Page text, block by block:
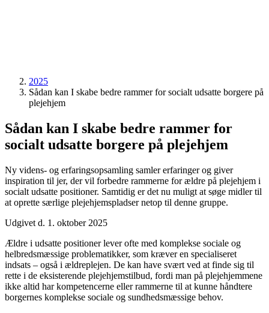
2025
Sådan kan I skabe bedre rammer for socialt udsatte borgere på
plejehjem
Sådan kan I skabe bedre rammer for
socialt udsatte borgere på plejehjem
Ny videns- og erfaringsopsamling samler erfaringer og giver
inspiration til jer, der vil forbedre rammerne for ældre på plejehjem i
socialt udsatte positioner. Samtidig er det nu muligt at søge midler til
at oprette særlige plejehjemspladser netop til denne gruppe.
Udgivet d. 1. oktober 2025
Ældre i udsatte positioner lever ofte med komplekse sociale og
helbredsmæssige problematikker, som kræver en specialiseret
indsats – også i ældreplejen. De kan have svært ved at finde sig til
rette i de eksisterende plejehjemstilbud, fordi man på plejehjemmene
ikke altid har kompetencerne eller rammerne til at kunne håndtere
borgernes komplekse sociale og sundhedsmæssige behov.